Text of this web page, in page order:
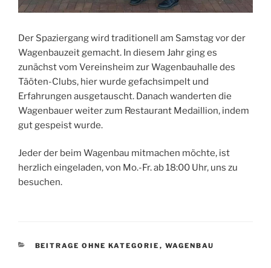
Der Spaziergang wird traditionell am Samstag vor der
Wagenbauzeit gemacht. In diesem Jahr ging es
zunächst vom Vereinsheim zur Wagenbauhalle des
Täöten-Clubs, hier wurde gefachsimpelt und
Erfahrungen ausgetauscht. Danach wanderten die
Wagenbauer weiter zum Restaurant Medaillion, indem
gut gespeist wurde.
Jeder der beim Wagenbau mitmachen möchte, ist
herzlich eingeladen, von Mo.-Fr. ab 18:00 Uhr, uns zu
besuchen.
KATEGORIEN
BEITRAGE OHNE KATEGORIE , WAGENBAU